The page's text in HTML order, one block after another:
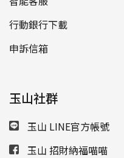
行動銀行下載
申訴信箱
玉山社群
玉山 LINE官方帳號
玉山 招財納福喵喵